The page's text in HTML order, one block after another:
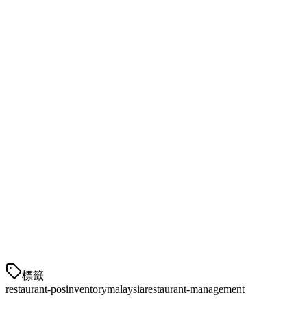
標籤
restaurant-posinventorymalaysiarestaurant-management